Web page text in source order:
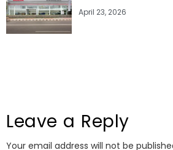
April 23, 2026
Leave a Reply
Your email address will not be